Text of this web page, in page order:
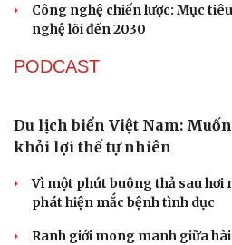
Công nghệ chiến lược: Mục
nghệ lõi đến 2030
PODCAST
Du lịch biển Việt Nam:
khỏi lợi thế tự nhiên
Vì một phút buông thả sau hơi
phát hiện mắc bệnh tình dục
Ranh giới mong manh giữa